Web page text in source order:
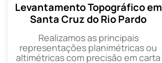
Levantamento Topográfico em
Santa Cruz do Rio Pardo
Realizamos as principais
representações planimétricas ou
altimétricas com precisão em carta